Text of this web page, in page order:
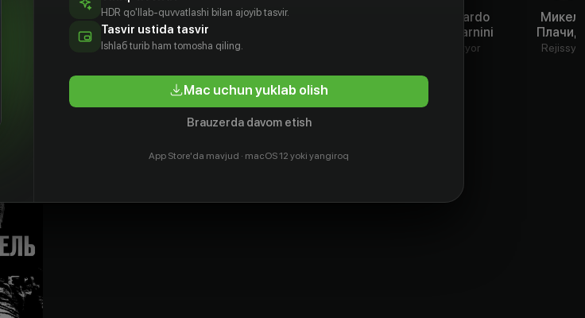
Amendola
Адамо
Дионизи
Aktyor
Джакомо
Eduardo
Valdarnini
Aktyor Rejissyor
HDR qo'llab-quvvatlashi bilan ajoyib tasvir.
Tasvir ustida tasvir
Ishlаб turib ham tomosha qiling.
Mac uchun yuklab olish
Brauzerda davom etish
App Store'da mavjud · macOS 12 yoki yangiroq